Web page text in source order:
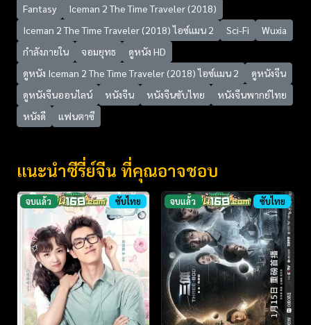
Fantasy
Iceman 2 The Time Traveler (2018)
Iceman 2 The Time Traveler (2018) ไอซ์แมน 2
Sci-Fi
Wuxia
กำลังภายใน
จอมยุทธ
ดูหนัง HD
ดูหนัง Iceman 2 The Time Traveler (2018) ไอซ์แมน 2
ดูหนังจีน
ดูหนังจีนออนไลน์
หนังจีน หนังจีนซับไทย
หนังจีนพากย์ไทย
หนังดี
แฟนตาซี
แนะนำซีรี่ย์จีน ที่คุณอาจชอบ
จบแล้ว ซับไทย จบแล้ว ซับไทย